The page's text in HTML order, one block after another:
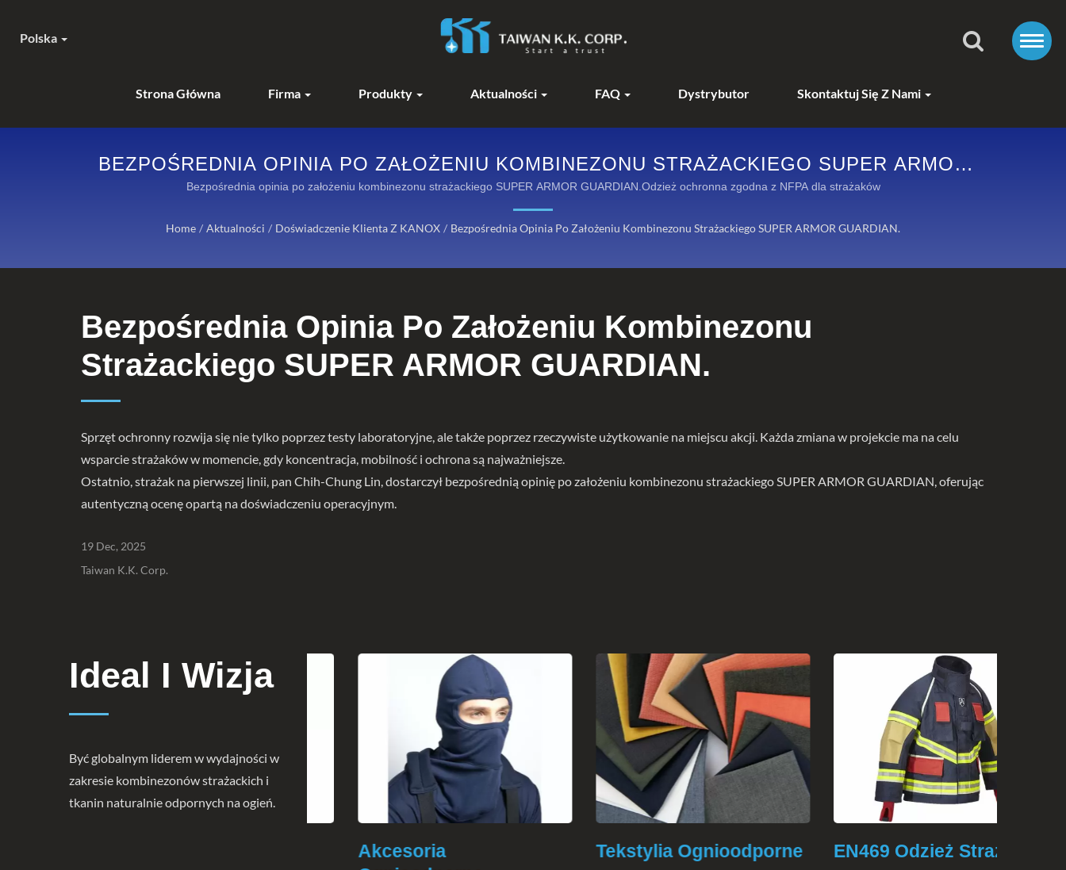
Strona Główna Firma Produkty Aktualności FAQ Dystrybutor Skontaktuj Się Z Nami
Polska
BEZPOŚREDNIA OPINIA PO ZAŁOŻENIU KOMBINEZONU STRAŻACKIEGO SUPER ARMOR
GUARDIAN. | TKANINY OGNIOODPORNE KANOX®: SZEROKA GAMA ROZWIĄZAŃ
OCHRONNYCH
Bezpośrednia opinia po założeniu kombinezonu strażackiego SUPER ARMOR GUARDIAN.Odzież ochronna zgodna z NFPA dla strażaków
Home / Aktualności / Doświadczenie Klienta Z KANOX / Bezpośrednia Opinia Po Założeniu Kombinezonu Strażackiego SUPER ARMOR GUARDIAN.
Bezpośrednia Opinia Po Założeniu Kombinezonu
Strażackiego SUPER ARMOR GUARDIAN.
Sprzęt ochronny rozwija się nie tylko poprzez testy laboratoryjne, ale także poprzez rzeczywiste użytkowanie na miejscu akcji. Każda zmiana w projekcie ma na celu
wsparcie strażaków w momencie, gdy koncentracja, mobilność i ochrona są najważniejsze.
Ostatnio, strażak na pierwszej linii, pan Chih-Chung Lin, dostarczył bezpośrednią opinię po założeniu kombinezonu strażackiego SUPER ARMOR GUARDIAN, oferując
autentyczną ocenę opartą na doświadczeniu operacyjnym.
19 Dec, 2025
Taiwan K.K. Corp.
Ideal I Wizja
Być globalnym liderem w wydajności w
zakresie kombinezonów strażackich i
tkanin naturalnie odpornych na ogień.
Akcesoria
Tekstylia Ognioodporne EN469 Odzież Strażacka